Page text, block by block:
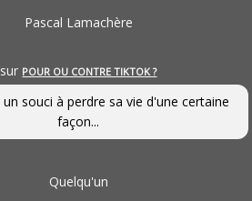
Pascal Lamachère
sur POUR OU CONTRE TIKTOK ?
un souci à perdre sa vie d'une certaine
façon...
Quelqu'un